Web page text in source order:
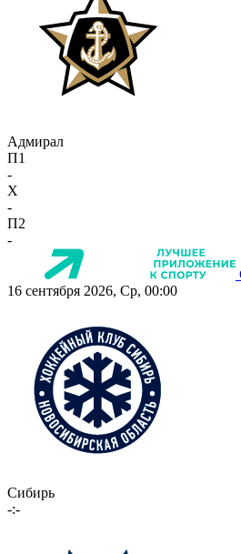
Адмирал
П1
-
X
-
П2
-
16 сентября 2026, Ср, 00:00
Сибирь
-:-